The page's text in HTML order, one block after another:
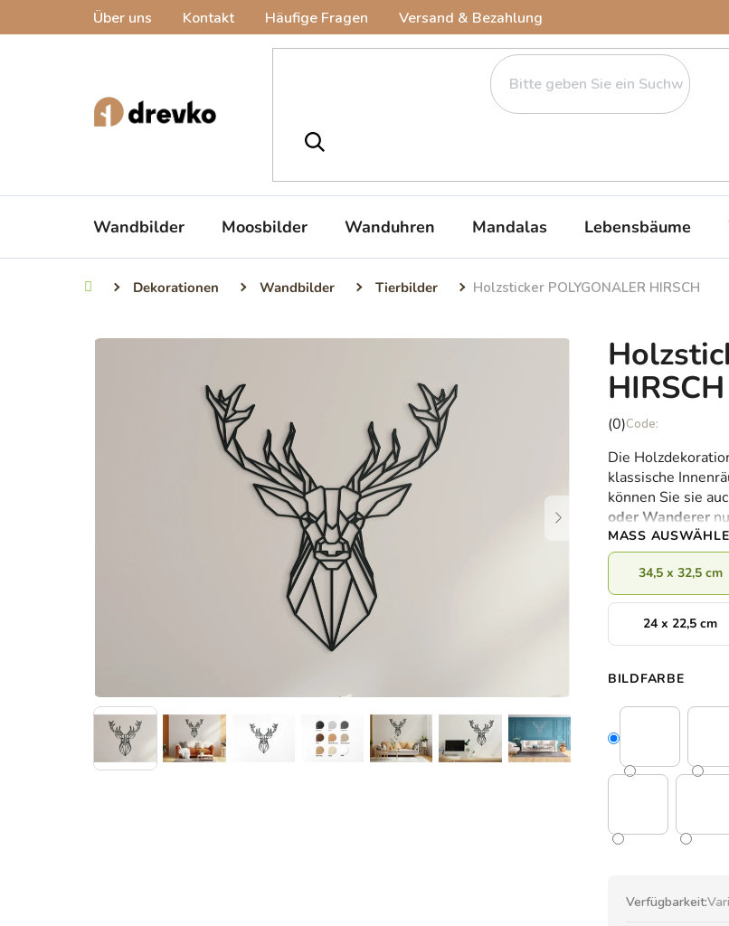
Über uns Kontakt Häufige Fragen Versand & Bezahlung
Wandbilder Moosbilder Wanduhren Mandalas Lebensbäume
StartseiteDekorationen Wandbilder Tierbilder Holzsticker POLYGONALER HIRSCH
HIRSCH
Die
Produktbewertung
ist
0,0
von
5
Sternen.
(0)
Die
klassische
können Sie sie
oder Wanderer
MASS AUSWÄHLEN
34,5 x 32,5 cm
24 x 22,5 cm
BILDFARBE
Verfügbarkeit: